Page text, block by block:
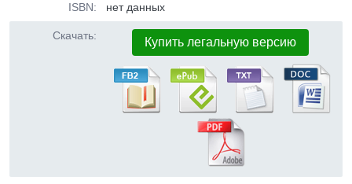
ISBN: нет данных
Скачать: Купить легальную версию